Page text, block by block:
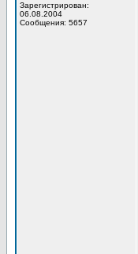
Зарегистрирован:
06.08.2004
Сообщения: 5657